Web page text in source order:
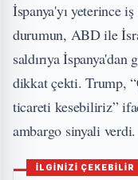
İspanya'yı yeterince
durumun, ABD ile
saldırıya İspanya'dan
dikkat çekti. Trump,
ticareti kesebiliriz”
ambargo sinyali verdi.
İLGİNİZİ ÇEKEBİLİR